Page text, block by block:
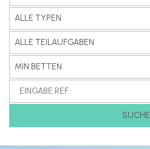
ALLE TYPEN
ALLE TEILAUFGABEN
MIN BETTEN
SUCHE